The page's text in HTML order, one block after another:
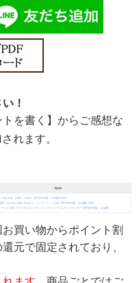
！
を書く】からご感想な
れます。
買い物からポイント割
元で固定されており、